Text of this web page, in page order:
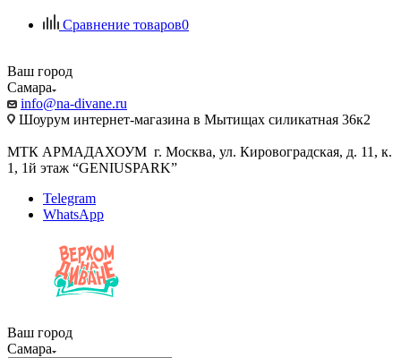
Сравнение товаров0
Ваш город
Самара
info@na-divane.ru
Шоурум интернет-магазина в Мытищах силикатная 36к2
МТК АРМАДАХОУМ г. Москва, ул. Кировоградская, д. 11, к.
1, 1й этаж “GENIUSPARK”
Telegram
WhatsApp
Ваш город
Самара